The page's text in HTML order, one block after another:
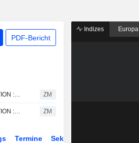
PDF-Bericht
PEABODY ENERGY CORPORATION : UBS-Empfehlung weiterhin neutral ZM
PEABODY ENERGY CORPORATION : BMO Capital bleibt bei seiner Kaufempfehlung ZM
Termine Sektor
Indizes Europa